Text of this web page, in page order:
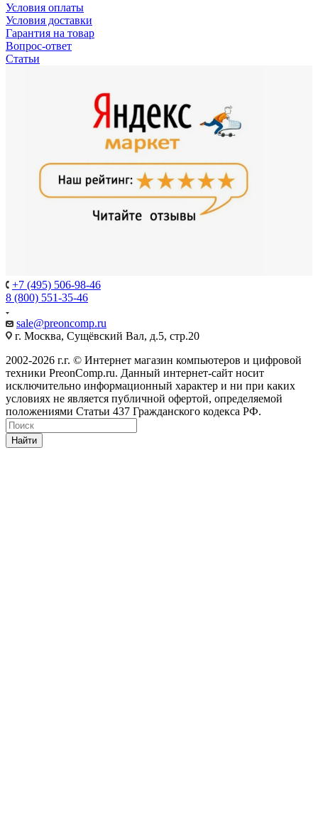
Условия оплаты
Условия доставки
Гарантия на товар
Вопрос-ответ
Статьи
+7 (495) 506-98-46
8 (800) 551-35-46
sale@preoncomp.ru
г. Москва, Сущёвский Вал, д.5, стр.20
2002-2026 г.г. © Интернет магазин компьютеров и цифровой
техники PreonComp.ru. Данный интернет-сайт носит
исключительно информационный характер и ни при каких
условиях не является публичной офертой, определяемой
положениями Статьи 437 Гражданского кодекса РФ.
Найти